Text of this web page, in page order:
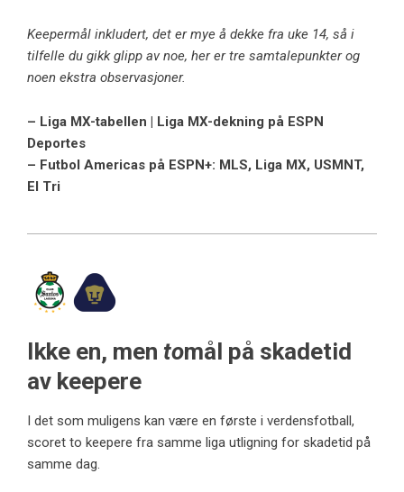
Keepermål inkludert, det er mye å dekke fra uke 14, så i
tilfelle du gikk glipp av noe, her er tre samtalepunkter og
noen ekstra observasjoner.
– Liga MX-tabellen | Liga MX-dekning på ESPN
Deportes
– Futbol Americas på ESPN+: MLS, Liga MX, USMNT,
El Tri
Ikke en, men tomål på skadetid
av keepere
I det som muligens kan være en første i verdensfotball,
scoret to keepere fra samme liga utligning for skadetid på
samme dag.